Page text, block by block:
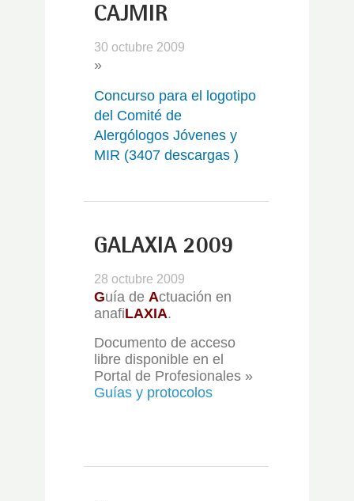
CAJMIR
30 octubre 2009
»
Concurso para el logotipo
del Comité de
Alergólogos Jóvenes y
MIR (3407 descargas )
GALAXIA 2009
28 octubre 2009
Guía de Actuación en
anafiLAXIA.
Documento de acceso
libre disponible en el
Portal de Profesionales »
Guías y protocolos